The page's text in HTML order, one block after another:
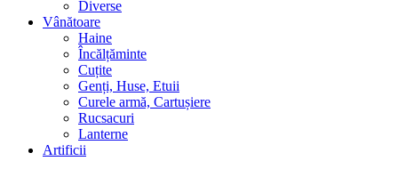
Diverse
Vânătoare
Haine
Încălțăminte
Cuțite
Genți, Huse, Etuii
Curele armă, Cartușiere
Rucsacuri
Lanterne
Artificii